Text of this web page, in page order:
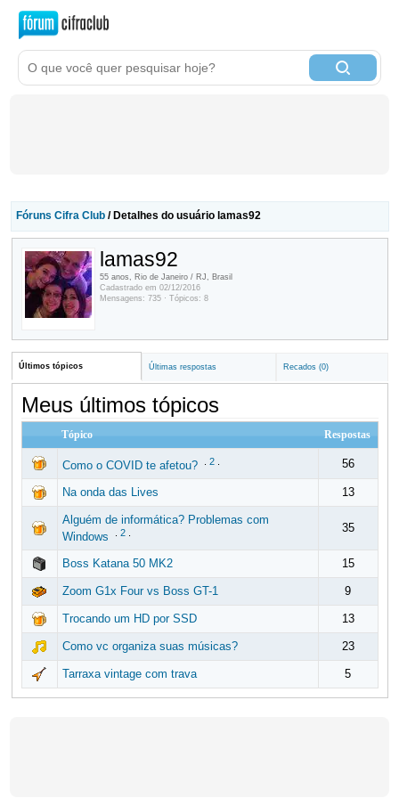
Fóruns Cifra Club/ Detalhes do usuário lamas92
lamas92
55 anos, Rio de Janeiro / RJ, Brasil
Cadastrado em 02/12/2016
Mensagens: 735 · Tópicos: 8
Últimos tópicos Últimas respostas Recados (0)
Meus últimos tópicos
Tópico Respostas
Como o COVID te afetou? 2. 56
Na onda das Lives 13
Alguém de informática? Problemas com
Windows
2. 35
Boss Katana 50 MK2 15
Zoom G1x Four vs Boss GT-1 9
Trocando um HD por SSD 13
Como vc organiza suas músicas? 23
Tarraxa vintage com trava 5